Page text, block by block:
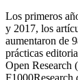
Los primeros
y 2017, los
aumentaron de
prácticas
Open Research